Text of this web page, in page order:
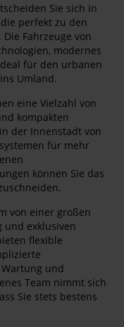
Sie sich in
perfekt zu den
Fahrzeuge von
modernes
für den urbanen
Umland.
eine Vielzahl von
kompakten
der Innenstadt von
für mehr
können Sie das
von einer großen
und exklusiven
flexible
und
Team nimmt sich
Sie stets bestens